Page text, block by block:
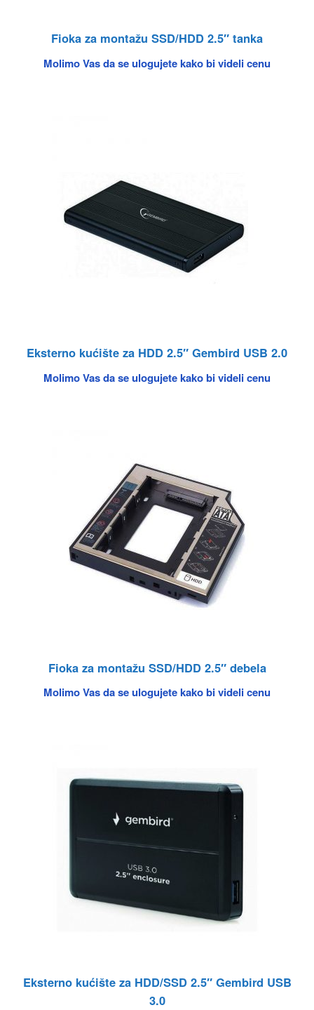
Fioka za montažu SSD/HDD 2.5″ tanka
Molimo Vas da se ulogujete kako bi videli cenu
Eksterno kućište za HDD 2.5″ Gembird USB 2.0
Molimo Vas da se ulogujete kako bi videli cenu
Fioka za montažu SSD/HDD 2.5″ debela
Molimo Vas da se ulogujete kako bi videli cenu
Eksterno kućište za HDD/SSD 2.5″ Gembird USB
3.0